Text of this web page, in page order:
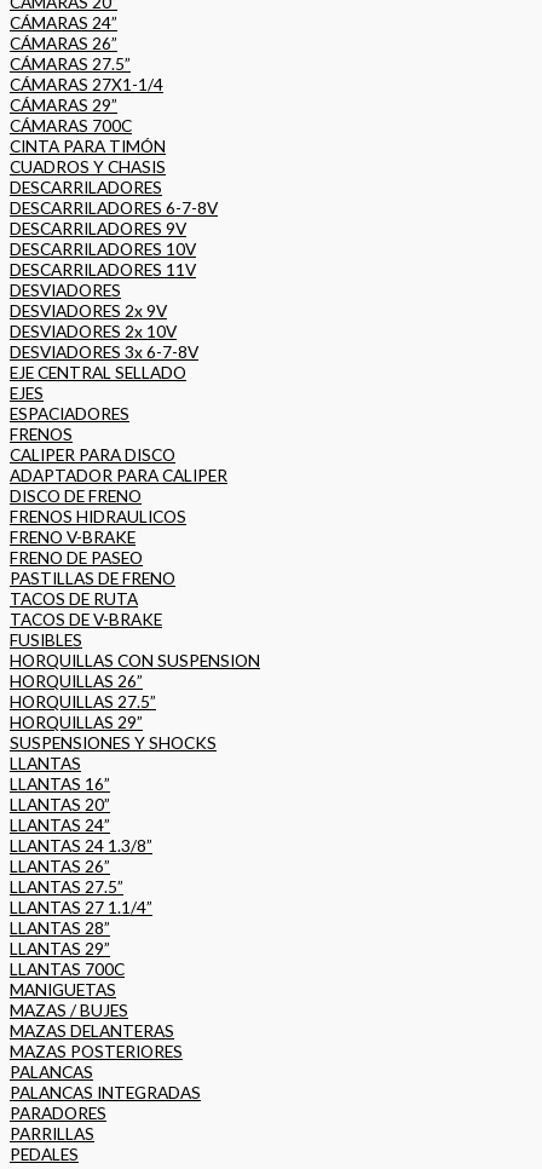
CÁMARAS 24”
CÁMARAS 26”
CÁMARAS 27.5”
CÁMARAS 27X1-1/4
CÁMARAS 29”
CÁMARAS 700C
CINTA PARA TIMÓN
CUADROS Y CHASIS
DESCARRILADORES
DESCARRILADORES 6-7-8V
DESCARRILADORES 9V
DESCARRILADORES 10V
DESCARRILADORES 11V
DESVIADORES
DESVIADORES 2x 9V
DESVIADORES 2x 10V
DESVIADORES 3x 6-7-8V
EJE CENTRAL SELLADO
EJES
ESPACIADORES
FRENOS
CALIPER PARA DISCO
ADAPTADOR PARA CALIPER
DISCO DE FRENO
FRENOS HIDRAULICOS
FRENO V-BRAKE
FRENO DE PASEO
PASTILLAS DE FRENO
TACOS DE RUTA
TACOS DE V-BRAKE
FUSIBLES
HORQUILLAS CON SUSPENSION
HORQUILLAS 26”
HORQUILLAS 27.5”
HORQUILLAS 29”
SUSPENSIONES Y SHOCKS
LLANTAS
LLANTAS 16”
LLANTAS 20”
LLANTAS 24”
LLANTAS 24 1.3/8”
LLANTAS 26”
LLANTAS 27.5”
LLANTAS 27 1.1/4”
LLANTAS 28”
LLANTAS 29”
LLANTAS 700C
MANIGUETAS
MAZAS / BUJES
MAZAS DELANTERAS
MAZAS POSTERIORES
PALANCAS
PALANCAS INTEGRADAS
PARADORES
PARRILLAS
PEDALES